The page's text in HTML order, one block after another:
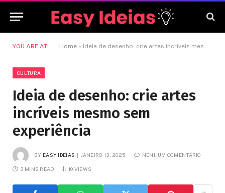
YOU ARE AT: Home » Ideia de desenho: crie artes incríveis mesmo sem experiência
CULTURA
Ideia de desenho: crie artes
incríveis mesmo sem
experiência
BY EASY IDEIAS JANEIRO 13, 2025 NENHUM COMENTÁRIO
3 MINS READ 10 VIEWS